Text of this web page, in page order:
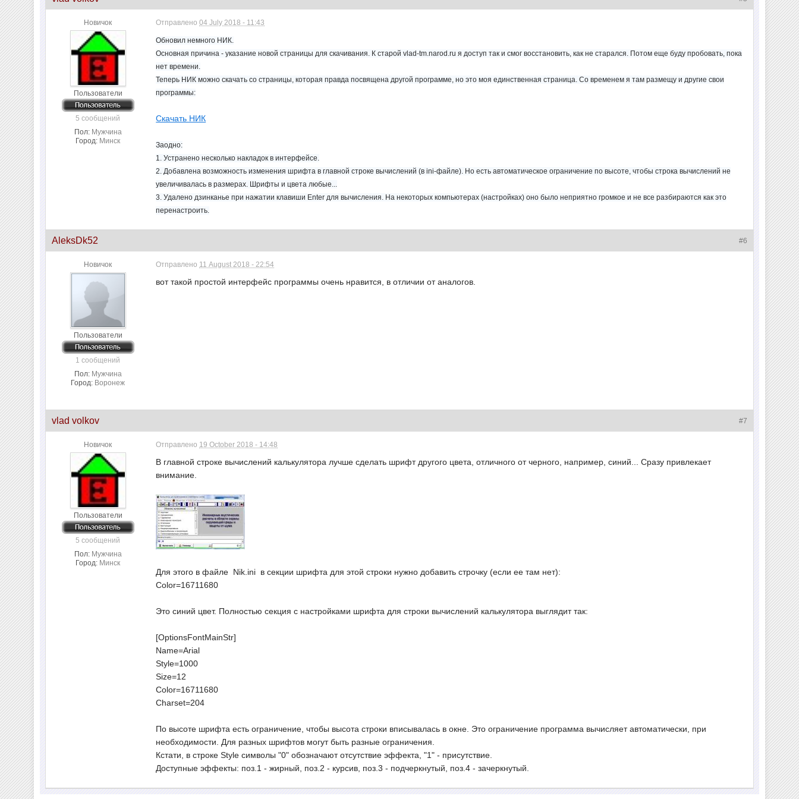
Новичок
Пользователи
5 сообщений
Пол: Мужчина
Город: Минск
Отправлено04 July 2018 - 11:43
Обновил немного НИК.
Основная причина - указание новой страницы для скачивания. К старой vlad-tm.narod.ru я доступ так и смог восстановить, как не старался. Потом еще буду пробовать, пока
нет времени.
Теперь НИК можно скачать со страницы, которая правда посвящена другой программе, но это моя единственная страница. Со временем я там размещу и другие свои
программы:
Скачать НИК
Заодно:
1. Устранено несколько накладок в интерфейсе.
2. Добавлена возможность изменения шрифта в главной строке вычислений (в ini-файле). Но есть автоматическое ограничение по высоте, чтобы строка вычислений не
увеличивалась в размерах. Шрифты и цвета любые...
3. Удалено дзинканье при нажатии клавиши Enter для вычисления. На некоторых компьютерах (настройках) оно было неприятно громкое и не все разбираются как это
перенастроить.
#6
AleksDk52
Новичок
Пользователи
1 сообщений
Пол: Мужчина
Город: Воронеж
Отправлено 11 August 2018 - 22:54
вот такой простой интерфейс программы очень нравится, в отличии от аналогов.
#7
vlad volkov
Новичок
Пользователи
5 сообщений
Пол: Мужчина
Город: Минск
Отправлено 19 October 2018 - 14:48
В главной строке вычислений калькулятора лучше сделать шрифт другого цвета, отличного от черного, например, синий... Сразу привлекает
внимание.
Для этого в файле Nik.ini в секции шрифта для этой строки нужно добавить строчку (если ее там нет):
Color=16711680
Это синий цвет. Полностью секция с настройками шрифта для строки вычислений калькулятора выглядит так:
[OptionsFontMainStr]
Name=Arial
Style=1000
Size=12
Color=16711680
Charset=204
По высоте шрифта есть ограничение, чтобы высота строки вписывалась в окне. Это ограничение программа вычисляет автоматически, при
необходимости. Для разных шрифтов могут быть разные ограничения.
Кстати, в строке Style символы "0" обозначают отсутствие эффекта, "1" - присутствие.
Доступные эффекты: поз.1 - жирный, поз.2 - курсив, поз.3 - подчеркнутый, поз.4 - зачеркнутый.